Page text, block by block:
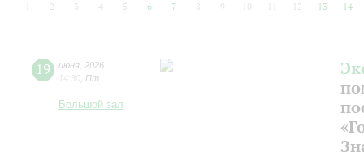
2 3 4 5 6 7 8 9 10 12 13 14
19 июня 2026
14:30 Пт
Большой зал